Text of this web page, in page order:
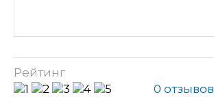
Рейтинг
0 отзывов